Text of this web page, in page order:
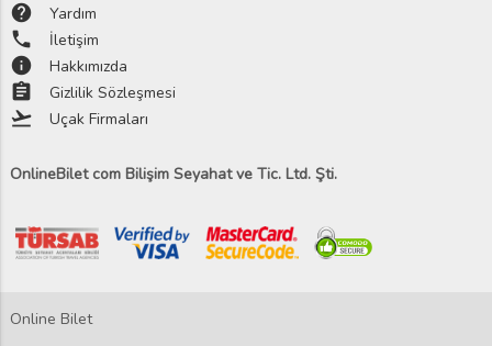
help Yardım
phone İletişim
info Hakkımızda
assignment Gizlilik Sözleşmesi
flight_takeoff Uçak Firmaları
OnlineBilet com Bilişim Seyahat ve Tic. Ltd. Şti.
Online Bilet